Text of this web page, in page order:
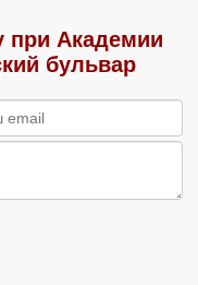
Академии
бульвар